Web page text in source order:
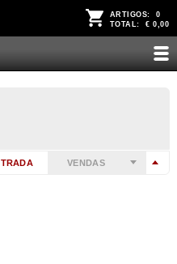
ARTIGOS: 0
TOTAL: € 0,00
VENDAS